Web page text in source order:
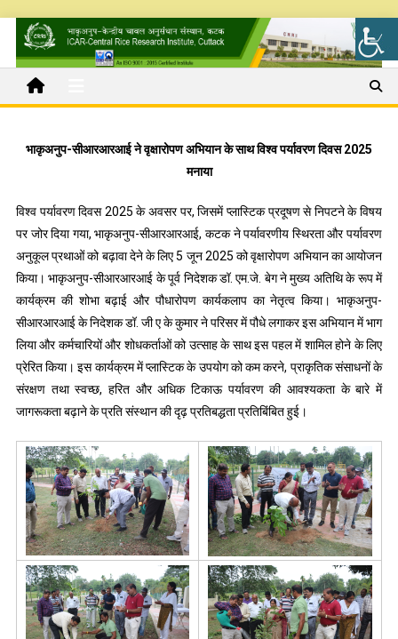
भाकृअनुप-सीआरआरआई ने वृक्षारोपण अभियान के साथ विश्व पर्यावरण दिवस 2025
मनाया
विश्व पर्यावरण दिवस 2025 के अवसर पर, जिसमें प्लास्टिक प्रदूषण से निपटने के विषय
पर जोर दिया गया, भाकृअनुप-सीआरआरआई, कटक ने पर्यावरणीय स्थिरता और पर्यावरण
अनुकूल प्रथाओं को बढ़ावा देने के लिए 5 जून 2025 को वृक्षारोपण अभियान का आयोजन
किया। भाकृअनुप-सीआरआरआई के पूर्व निदेशक डॉ. एम.जे. बेग ने मुख्य अतिथि के रूप में
कार्यक्रम की शोभा बढ़ाई और पौधारोपण कार्यकलाप का नेतृत्व किया। भाकृअनुप-
सीआरआरआई के निदेशक डॉ. जी ए के कुमार ने परिसर में पौधे लगाकर इस अभियान में भाग
लिया और कर्मचारियों और शोधकर्ताओं को उत्साह के साथ इस पहल में शामिल होने के लिए
प्रेरित किया। इस कार्यक्रम में प्लास्टिक के उपयोग को कम करने, प्राकृतिक संसाधनों के
संरक्षण तथा स्वच्छ, हरित और अधिक टिकाऊ पर्यावरण की आवश्यकता के बारे में
जागरूकता बढ़ाने के प्रति संस्थान की दृढ़ प्रतिबद्धता प्रतिबिंबित हुई।